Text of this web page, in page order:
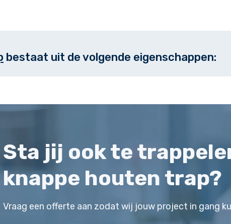
bestaat uit de volgende eigenschappen:
Sta jij ook te
knappe houten trap?
Vraag een offerte aan zodat wij jouw project in gang